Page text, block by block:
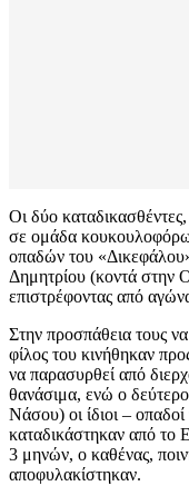
Οι δύο
σε ομάδα
οπαδών του
Δημητρίου (κοντά στην
επιστρέφοντας από
Στην προσπάθεια τους
φίλος του κινήθηκαν
να παρασυρθεί από
θανάσιμα, ενώ ο
Νάσου) οι ίδιοι –
καταδικάστηκαν από το
3 μηνών, ο καθένας,
αποφυλακίστηκαν.